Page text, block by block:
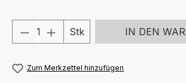
Produkt Anzahl: Gib den
Stk IN DEN
Zum Merkzettel hinzufügen